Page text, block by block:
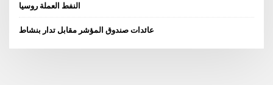
النفط العملة روسيا
عائدات صندوق المؤشر مقابل تدار بنشاط